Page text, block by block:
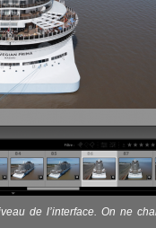
de l’interface. On ne